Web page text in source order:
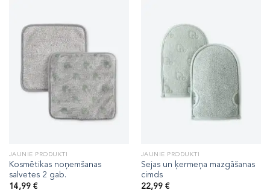
JAUNIE PRODUKTI
Kosmētikas noņemšanas
salvetes 2 gab.
14,99 €
JAUNIE PRODUKTI
Sejas un ķermeņa mazgāšanas
cimds
22,99 €